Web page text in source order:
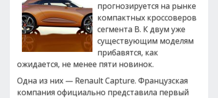
прогнозируется на рынке
компактных кроссоверов
сегмента B. К двум уже
существующим моделям
прибавятся, как
ожидается, не менее пяти новинок.
Одна из них — Renault Capture. Французская
компания официально представила первый